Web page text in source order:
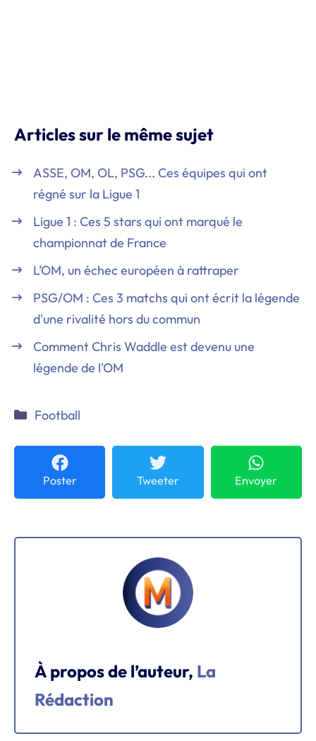
Articles sur le même sujet
ASSE, OM, OL, PSG... Ces équipes qui ont
régné sur la Ligue 1
Ligue 1 : Ces 5 stars qui ont marqué le
championnat de France
L’OM, un échec européen à rattraper
PSG/OM : Ces 3 matchs qui ont écrit la légende
d'une rivalité hors du commun
Comment Chris Waddle est devenu une
légende de l'OM
Catégories
Football
Poster Tweeter Envoyer
À propos de l’auteur, La
Rédaction